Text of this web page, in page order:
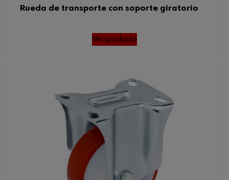
Rueda de transporte con soporte giratorio
Ver producto